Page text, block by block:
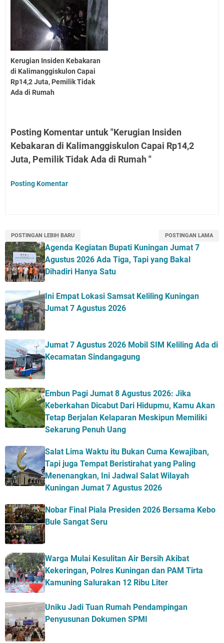
Kerugian Insiden Kebakaran
di Kalimanggiskulon Capai
Rp14,2 Juta, Pemilik Tidak
Ada di Rumah
Posting Komentar untuk "Kerugian Insiden
Kebakaran di Kalimanggiskulon Capai Rp14,2
Juta, Pemilik Tidak Ada di Rumah "
Posting Komentar
POSTINGAN LEBIH BARU POSTINGAN LAMA
Agenda Kegiatan Bupati Kuningan Jumat 7
Agustus 2026 Ada Tiga, Tapi yang Bakal
Dihadiri Hanya Satu
Ini Empat Lokasi Samsat Keliling Kuningan
Jumat 7 Agustus 2026
Jumat 7 Agustus 2026 Mobil SIM Keliling Ada di
Kecamatan Sindangagung
Embun Pagi Jumat 8 Agustus 2026: Jika
Keberkahan Dicabut Dari Hidupmu, Kamu Akan
Tetap Berjalan Kelaparan Meskipun Memiliki
Sekarung Penuh Uang
Salat Lima Waktu itu Bukan Cuma Kewajiban,
Tapi juga Tempat Beristirahat yang Paling
Menenangkan, Ini Jadwal Salat Wilayah
Kuningan Jumat 7 Agustus 2026
Nobar Final Piala Presiden 2026 Bersama Kebo
Bule Sangat Seru
Warga Mulai Kesulitan Air Bersih Akibat
Kekeringan, Polres Kuningan dan PAM Tirta
Kamuning Salurakan 12 Ribu Liter
Uniku Jadi Tuan Rumah Pendampingan
Penyusunan Dokumen SPMI